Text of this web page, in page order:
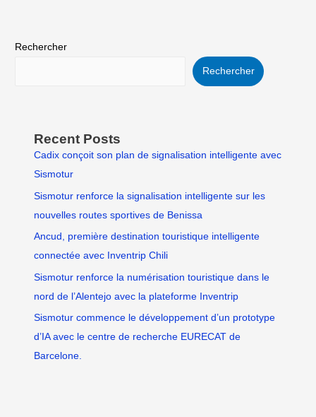
Rechercher
Rechercher
Recent Posts
Cadix conçoit son plan de signalisation intelligente avec
Sismotur
Sismotur renforce la signalisation intelligente sur les
nouvelles routes sportives de Benissa
Ancud, première destination touristique intelligente
connectée avec Inventrip Chili
Sismotur renforce la numérisation touristique dans le
nord de l’Alentejo avec la plateforme Inventrip
Sismotur commence le développement d’un prototype
d’IA avec le centre de recherche EURECAT de
Barcelone.